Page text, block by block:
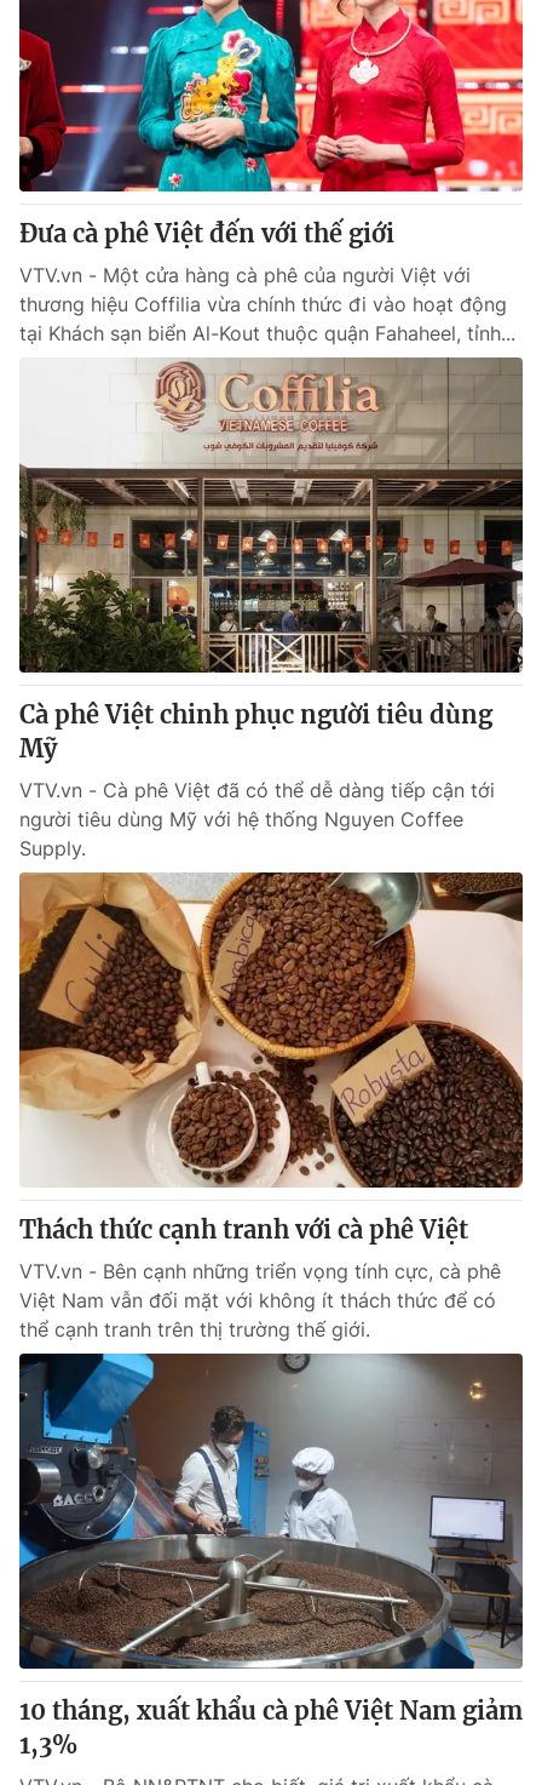
Theo dõi báo trên
Cơ quan chủ quản:Đài Truyền hình Việt Nam
Cơ quan báo chí:Thời báo VTV
Giấy phép hoạt động báo in và báo điện tử số 483/GP-BTTTT
cấp ngày 29/12/2023
Tổng Biên tập:Vũ Thanh Thủy
Phó Tổng Biên tập:Nguyễn Thị Mỹ Hạnh, Phạm Quốc Thắng,
Nguyễn Trọng Ninh
Tổng đài VTV:024.38 355 931 - 024.38 355 932
Ðiện thoại Thời báo VTV:024.66 897 897
toasoan@vtv.vn
Liên hệ quảng cáo:024-7300.7108
® Cấm sao chép dưới mọi hình thức nếu không có sự chấp
thuận bằng văn bản. Ghi rõ nguồn VTV.vn khi phát hành lại
thông tin từ website này.
Đưa cà phê Việt đến với thế giới
VTV.vn - Một cửa hàng cà phê của người Việt với
thương hiệu Coffilia vừa chính thức đi vào hoạt động
tại Khách sạn biển Al-Kout thuộc quận Fahaheel, tỉnh...
Cà phê Việt chinh phục người tiêu dùng
Mỹ
VTV.vn - Cà phê Việt đã có thể dễ dàng tiếp cận tới
người tiêu dùng Mỹ với hệ thống Nguyen Coffee
Supply.
Thách thức cạnh tranh với cà phê Việt
VTV.vn - Bên cạnh những triển vọng tính cực, cà phê
Việt Nam vẫn đối mặt với không ít thách thức để có
thể cạnh tranh trên thị trường thế giới.
10 tháng, xuất khẩu cà phê Việt Nam giảm
1,3%